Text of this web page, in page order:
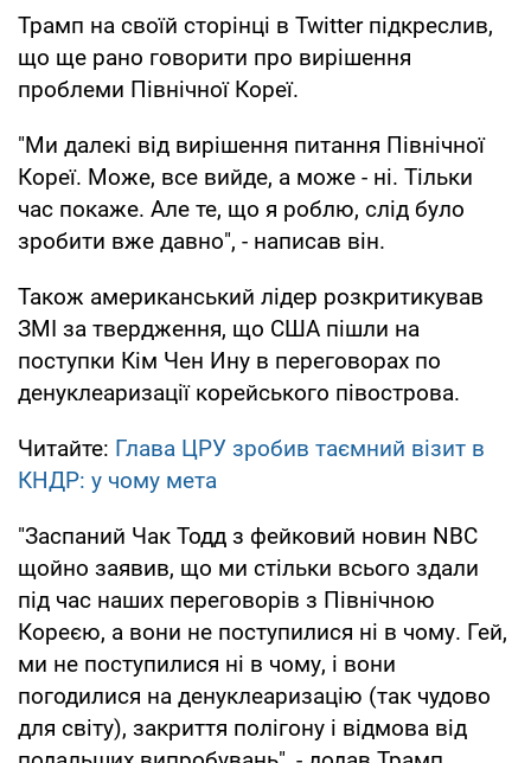
Трамп на своїй сторінці в Twitter підкреслив,
що ще рано говорити про вирішення
проблеми Північної Кореї.
"Ми далекі від вирішення питання Північної
Кореї. Може, все вийде, а може - ні. Тільки
час покаже. Але те, що я роблю, слід було
зробити вже давно", - написав він.
Також американський лідер розкритикував
ЗМІ за твердження, що США пішли на
поступки Кім Чен Ину в переговорах по
денуклеаризації корейського півострова.
Читайте: Глава ЦРУ зробив таємний візит в
КНДР: у чому мета
"Заспаний Чак Тодд з фейковий новин NBC
щойно заявив, що ми стільки всього здали
під час наших переговорів з Північною
Кореєю, а вони не поступилися ні в чому. Гей,
ми не поступилися ні в чому, і вони
погодилися на денуклеаризацію (так чудово
для світу), закриття полігону і відмова від